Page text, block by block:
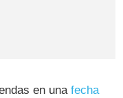
en unafecha